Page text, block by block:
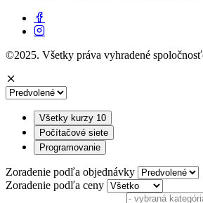
©2025. Všetky práva vyhradené
Všetky kurzy 10
Počítačové siete
Programovanie
Zoradenie podľa objednávky
Zoradenie podľa ceny